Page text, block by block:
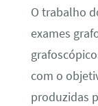
O trabalho
exames
com o
produzidas